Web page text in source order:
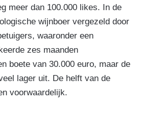
meer dan 100.000 likes. In de
wijnboer vergezeld door
waaronder een
zes maanden
boete van 30.000 euro, maar de
lager uit. De helft van de
voorwaardelijk.